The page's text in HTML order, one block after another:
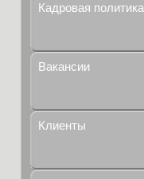
Кадровая политика
Вакансии
Клиенты